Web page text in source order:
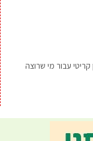
עבור מי שרוצה